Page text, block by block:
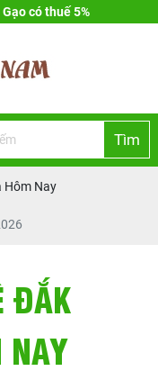
có thuế 5%
Tìm
Hôm Nay
ĐẮK
NAY